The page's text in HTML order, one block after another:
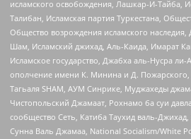
исламского освобождения, Лашкар-И-Тайба,
Талибан, Исламская партия Туркестана,
Общество возрождения исламского
Шам, Исламский джихад, Аль-Каида, Имарат
Исламское государство, Джабха аль-Нусра
ополчение имени К. Минина и Д. Пожарского,
Тагьаля SHAM, АУМ Синрике, Муджахеды
Чистопольский Джамаат, Рохнамо ба суи
сообщество Сеть, Катиба Таухид валь-
Сунна Валь Джамаа, National Socialism/White